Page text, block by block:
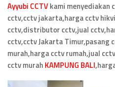
Ayyubi CCTVkami menyediakan
cctv,cctv jakarta,harga cctv
cctv,distributor cctv,jual
cctv,cctv Jakarta Timur,pasang
murah,harga cctv rumah,jual
cctv murah KAMPUNG BALI,